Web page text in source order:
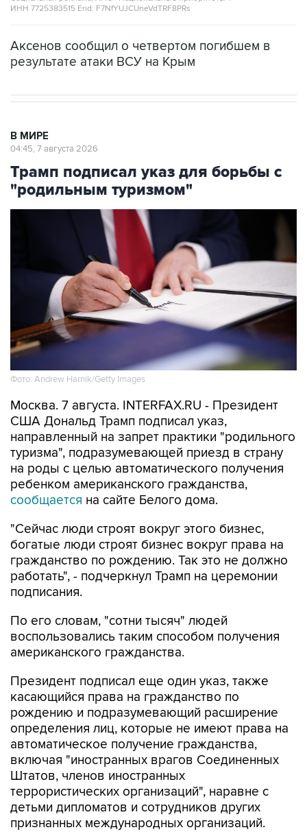
ИНН 7725383515 Erid: F7NfYUJCUneVdTRF8PRs
Аксенов сообщил о четвертом погибшем в
результате атаки ВСУ на Крым
В МИРЕ
04:45, 7 августа 2026
Трамп подписал указ для борьбы с
"родильным туризмом"
Фото: Andrew Harnik/Getty Images
Москва. 7 августа. INTERFAX.RU - Президент
США Дональд Трамп подписал указ,
направленный на запрет практики "родильного
туризма", подразумевающей приезд в страну
на роды с целью автоматического получения
ребенком американского гражданства,
сообщается на сайте Белого дома.
"Сейчас люди строят вокруг этого бизнес,
богатые люди строят бизнес вокруг права на
гражданство по рождению. Так это не должно
работать", - подчеркнул Трамп на церемонии
подписания.
По его словам, "сотни тысяч" людей
воспользовались таким способом получения
американского гражданства.
Президент подписал еще один указ, также
касающийся права на гражданство по
рождению и подразумевающий расширение
определения лиц, которые не имеют права на
автоматическое получение гражданства,
включая "иностранных врагов Соединенных
Штатов, членов иностранных
террористических организаций", наравне с
детьми дипломатов и сотрудников других
признанных международных организаций.